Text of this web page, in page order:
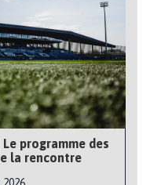
Le programme des
la rencontre